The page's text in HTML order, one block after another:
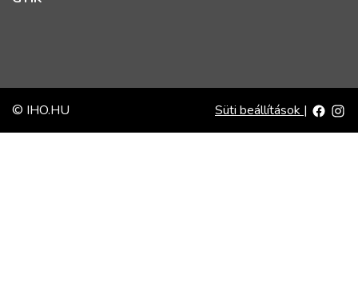
© IHO.HU Süti beállítások |